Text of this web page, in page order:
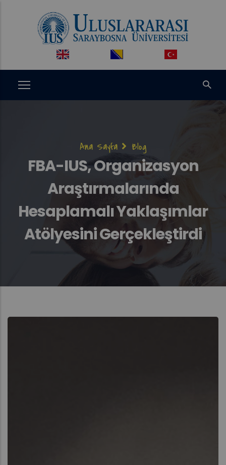
Sayfa
yolu
Ana Sayfa Blog
FBA-IUS, Organizasyon
Araştırmalarında
Hesaplamalı Yaklaşımlar
Atölyesini Gerçekleştirdi